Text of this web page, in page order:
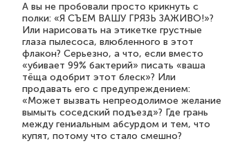
А вы не пробовали просто крикнуть с
полки: «Я СЪЕМ ВАШУ ГРЯЗЬ ЗАЖИВО!»?
Или нарисовать на этикетке грустные
глаза пылесоса, влюбленного в этот
флакон? Серьезно, а что, если вместо
«убивает 99% бактерий» писать «ваша
тёща одобрит этот блеск»? Или
продавать его с предупреждением:
«Может вызвать непреодолимое желание
вымыть соседский подъезд»? Где грань
между гениальным абсурдом и тем, что
купят, потому что стало смешно?